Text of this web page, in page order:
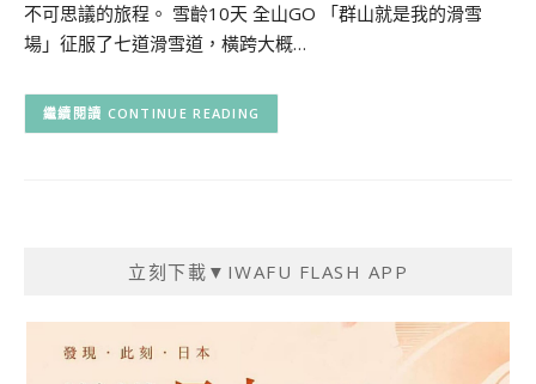
不可思議的旅程。 雪齡10天 全山GO 「群山就是我的滑雪
場」征服了七道滑雪道，橫跨大概…
CONTINUE READING
立刻下載▼IWAFU FLASH APP